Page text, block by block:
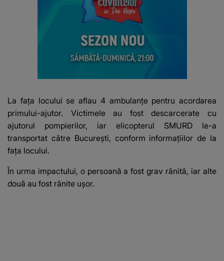
La fața locului se aflau 4 ambulanțe pentru acordarea
primului-ajutor. Victimele au fost descarcerate cu
ajutorul pompierilor, iar elicopterul SMURD le-a
transportat către București, conform informațiilor de la
fața locului.
În urma impactului, o persoană a fost grav rănită, iar alte
două au fost rănite ușor.